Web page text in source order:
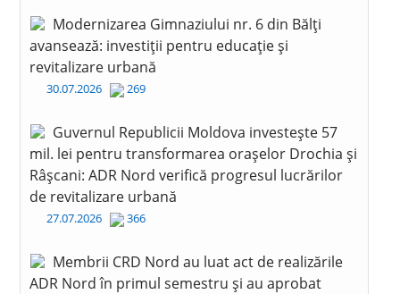
Modernizarea Gimnaziului nr. 6 din Bălți
avansează: investiții pentru educație și
revitalizare urbană
30.07.2026 269
Guvernul Republicii Moldova investește 57
mil. lei pentru transformarea orașelor Drochia și
Râșcani: ADR Nord verifică progresul lucrărilor
de revitalizare urbană
27.07.2026 366
Membrii CRD Nord au luat act de realizările
ADR Nord în primul semestru și au aprobat